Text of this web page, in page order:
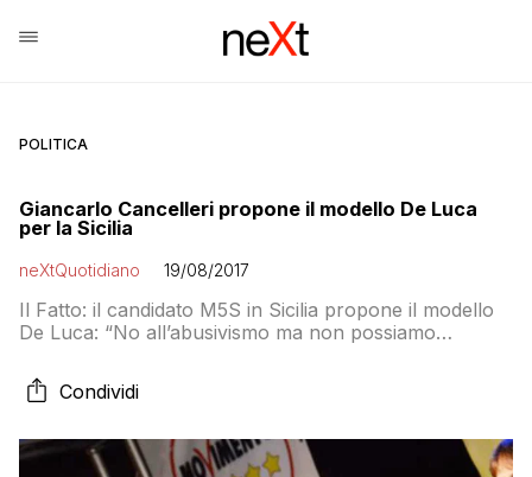
POLITICA
Giancarlo Cancelleri propone il modello De Luca
per la Sicilia
neXtQuotidiano 19/08/2017
Il Fatto: il candidato M5S in Sicilia propone il modello
De Luca: “No all’abusivismo ma non possiamo
Condividi